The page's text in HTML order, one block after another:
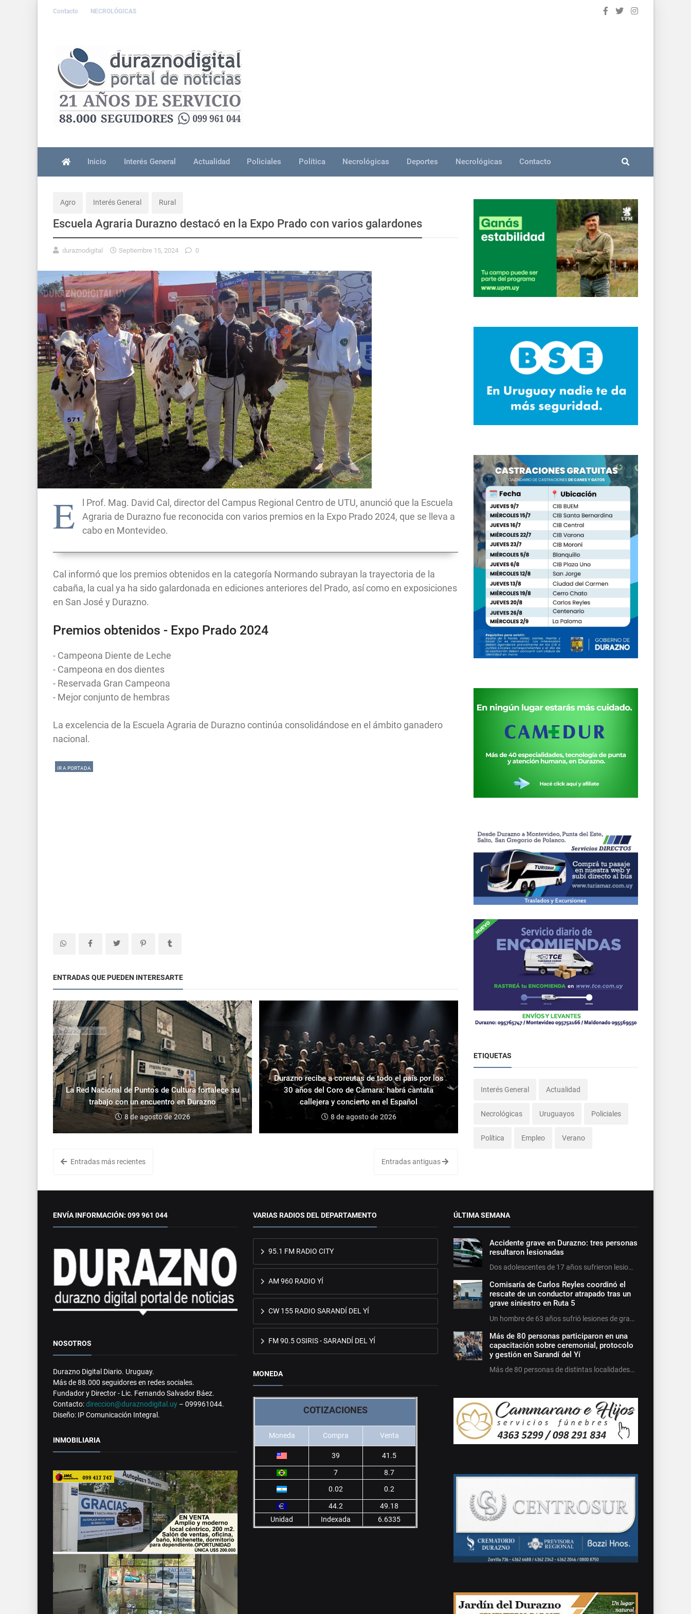
Contacto NECROLÓGICAS
Inicio Interés General Actualidad Policiales Política Necrológicas Deportes Necrológicas Contacto
Agro Interés General Rural
Escuela Agraria Durazno destacó en la Expo Prado con varios galardones
duraznodigital Septiembre 15, 2024 0
E
l Prof. Mag. David Cal, director del Campus Regional Centro de UTU, anunció que la Escuela
Agraria de Durazno fue reconocida con varios premios en la Expo Prado 2024, que se lleva a
cabo en Montevideo.
Cal informó que los premios obtenidos en la categoría Normando subrayan la trayectoria de la
cabaña, la cual ya ha sido galardonada en ediciones anteriores del Prado, así como en exposiciones
en San José y Durazno.
Premios obtenidos - Expo Prado 2024
- Campeona Diente de Leche
- Campeona en dos dientes
- Reservada Gran Campeona
- Mejor conjunto de hembras
La excelencia de la Escuela Agraria de Durazno continúa consolidándose en el ámbito ganadero
nacional.
IR A PORTADA
ENTRADAS QUE PUEDEN INTERESARTE
La Red Nacional de Puntos de Cultura fortalece su
trabajo con un encuentro en Durazno
8 de agosto de 2026
Durazno recibe a coreutas de todo el país por los
30 años del Coro de Cámara: habrá cantata
callejera y concierto en el Español
8 de agosto de 2026
Entradas más recientes Entradas antiguas
ETIQUETAS
Interés General Actualidad
Necrológicas Uruguayos Policiales
Política Empleo Verano
ENVÍA INFORMACIÓN: 099 961 044
NOSOTROS
Durazno Digital Diario. Uruguay.
Más de 88.000 seguidores en redes sociales.
Fundador y Director - Lic. Fernando Salvador Báez.
Contacto:direccion@duraznodigital.uy – 099961044.
Diseño: IP Comunicación Integral.
INMOBILIARIA
VARIAS RADIOS DEL DEPARTAMENTO
95.1 FM RADIO CITY
AM 960 RADIO YÍ
CW 155 RADIO SARANDÍ DEL YÍ
FM 90.5 OSIRIS - SARANDÍ DEL YÍ
MONEDA
COTIZACIONES
Moneda Compra Venta
39 41.5
7
8.7
0.02
0.2
44.2
49.18
Unidad
Indexada 6.6335
ÚLTIMA SEMANA
Accidente grave en Durazno: tres personas
resultaron lesionadas
Dos adolescentes de 17 años sufrieron lesio…
Comisaría de Carlos Reyles coordinó el
rescate de un conductor atrapado tras un
grave siniestro en Ruta 5
Un hombre de 63 años sufrió lesiones de gra…
Más de 80 personas participaron en una
capacitación sobre ceremonial, protocolo
y gestión en Sarandí del Yí
Más de 80 personas de distintas localidades…